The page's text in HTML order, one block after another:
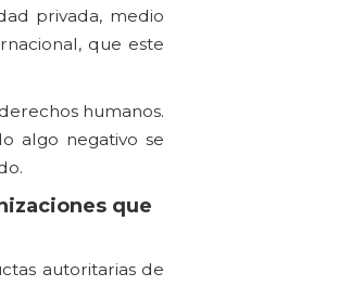
privada, medio
que este
humanos.
algo negativo se
que
autoritarias de